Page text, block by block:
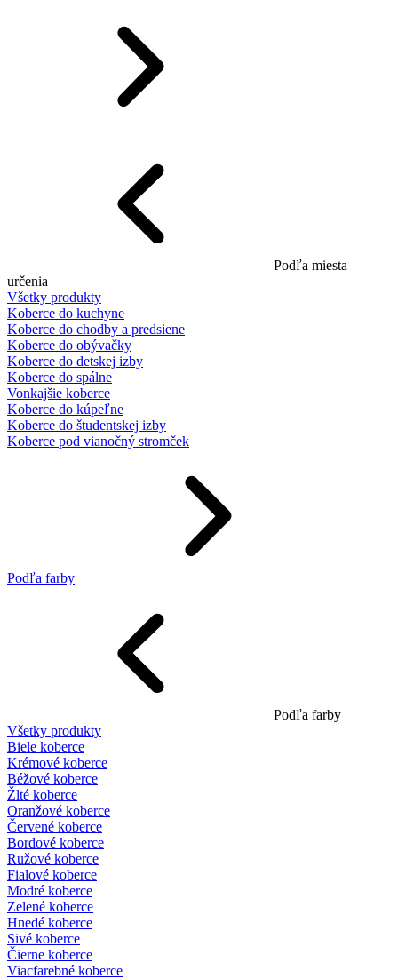
Podľa miesta
určenia
Všetky produkty
Koberce do kuchyne
Koberce do chodby a predsiene
Koberce do obývačky
Koberce do detskej izby
Koberce do spálne
Vonkajšie koberce
Koberce do kúpeľne
Koberce do študentskej izby
Koberce pod vianočný stromček
Podľa farby
Podľa farby
Všetky produkty
Biele koberce
Krémové koberce
Béžové koberce
Žlté koberce
Oranžové koberce
Červené koberce
Bordové koberce
Ružové koberce
Fialové koberce
Modré koberce
Zelené koberce
Hnedé koberce
Sivé koberce
Čierne koberce
Viacfarebné koberce